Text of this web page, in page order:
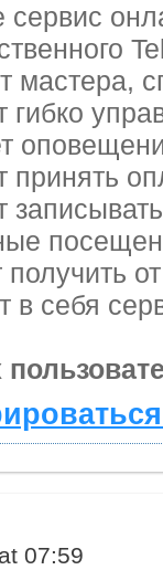
сервис
мастера,
от
себя
07:59